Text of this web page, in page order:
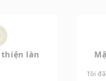
thiện làn
Tôi